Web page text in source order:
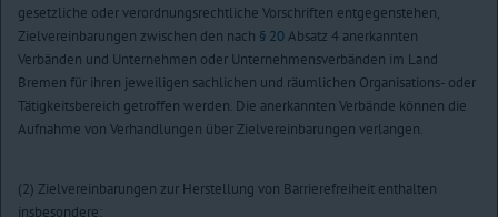
gesetzliche oder verordnungsrechtliche Vorschriften entgegenstehen,
Zielvereinbarungen zwischen den nach § 20Absatz 4 anerkannten
Verbänden und Unternehmen oder Unternehmensverbänden im Land
Bremen für ihren jeweiligen sachlichen und räumlichen Organisations- oder
Tätigkeitsbereich getroffen werden. Die anerkannten Verbände können die
Aufnahme von Verhandlungen über Zielvereinbarungen verlangen.
(2) Zielvereinbarungen zur Herstellung von Barrierefreiheit enthalten
insbesondere: